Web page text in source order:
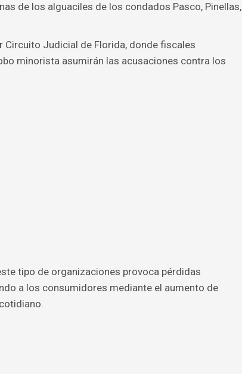
de los alguaciles de los condados Pasco, Pinellas,
Circuito Judicial de Florida, donde fiscales
minorista asumirán las acusaciones contra los
tipo de organizaciones provoca pérdidas
a los consumidores mediante el aumento de